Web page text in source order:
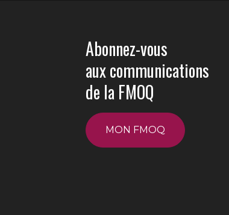
Abonnez-vous
aux communications
de la FMOQ
MON FMOQ